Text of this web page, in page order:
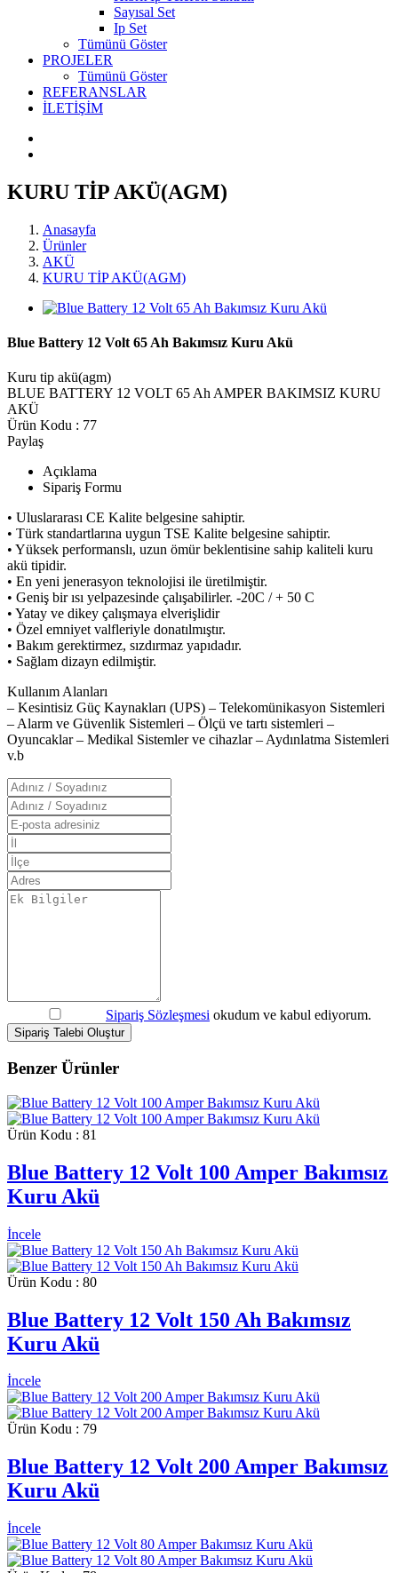
Sayısal Set
Ip Set
Tümünü Göster
PROJELER
Tümünü Göster
REFERANSLAR
İLETİŞİM
KURU TİP AKÜ(AGM)
Anasayfa
Ürünler
AKÜ
KURU TİP AKÜ(AGM)
Blue Battery 12 Volt 65 Ah Bakımsız Kuru Akü
Kuru tip akü(agm)
BLUE BATTERY 12 VOLT 65 Ah AMPER BAKIMSIZ KURU
AKÜ
Ürün Kodu : 77
Paylaş
Açıklama
Sipariş Formu
• Uluslararası CE Kalite belgesine sahiptir.
• Türk standartlarına uygun TSE Kalite belgesine sahiptir.
• Yüksek performanslı, uzun ömür beklentisine sahip kaliteli kuru
akü tipidir.
• En yeni jenerasyon teknolojisi ile üretilmiştir.
• Geniş bir ısı yelpazesinde çalışabilirler. -20C / + 50 C
• Yatay ve dikey çalışmaya elverişlidir
• Özel emniyet valfleriyle donatılmıştır.
• Bakım gerektirmez, sızdırmaz yapıdadır.
• Sağlam dizayn edilmiştir.
Kullanım Alanları
– Kesintisiz Güç Kaynakları (UPS) – Telekomünikasyon Sistemleri
– Alarm ve Güvenlik Sistemleri – Ölçü ve tartı sistemleri –
Oyuncaklar – Medikal Sistemler ve cihazlar – Aydınlatma Sistemleri
v.b
Sipariş Sözleşmesi okudum ve kabul ediyorum.
Sipariş Talebi Oluştur
Benzer Ürünler
Ürün Kodu : 81
Blue Battery 12 Volt 100 Amper Bakımsız
Kuru Akü
İncele
Ürün Kodu : 80
Blue Battery 12 Volt 150 Ah Bakımsız
Kuru Akü
İncele
Ürün Kodu : 79
Blue Battery 12 Volt 200 Amper Bakımsız
Kuru Akü
İncele